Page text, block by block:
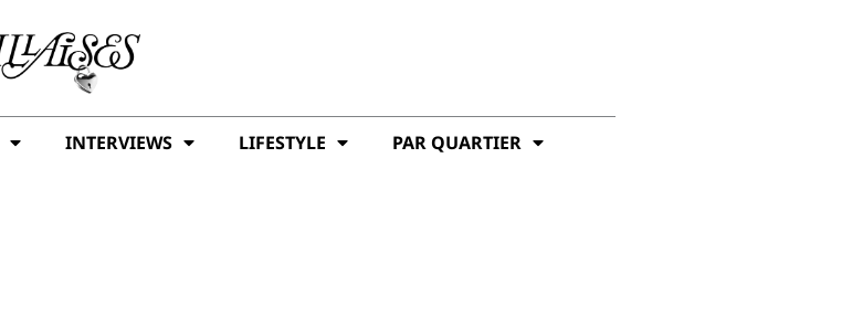
INTERVIEWS LIFESTYLE PAR QUARTIER